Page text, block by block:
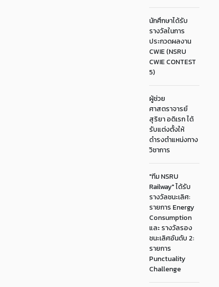
นักศึกษาได้รับ
รางวัลในการ
ประกวดผลงาน
CWIE (NSRU
CWIE CONTEST
5)
ผู้ช่วย
ศาสตราจารย์
สุริยา อดิเรก ได้
รับแต่งตั้งให้
ดำรงตำแหน่งทาง
วิชาการ
"ทีม NSRU
Railway" ได้รับ
รางวัลชนะเลิศ:
รายการ Energy
Consumption
และ รางวัลรอง
ชนะเลิศอันดับ 2:
รายการ
Punctuality
Challenge